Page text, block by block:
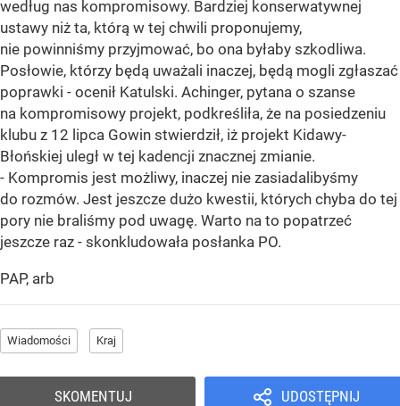
według nas kompromisowy. Bardziej konserwatywnej
ustawy niż ta, którą w tej chwili proponujemy,
nie powinniśmy przyjmować, bo ona byłaby szkodliwa.
Posłowie, którzy będą uważali inaczej, będą mogli zgłaszać
poprawki - ocenił Katulski. Achinger, pytana o szanse
na kompromisowy projekt, podkreśliła, że na posiedzeniu
klubu z 12 lipca Gowin stwierdził, iż projekt Kidawy-
Błońskiej uległ w tej kadencji znacznej zmianie.
- Kompromis jest możliwy, inaczej nie zasiadalibyśmy
do rozmów. Jest jeszcze dużo kwestii, których chyba do tej
pory nie braliśmy pod uwagę. Warto na to popatrzeć
jeszcze raz - skonkludowała posłanka PO.
PAP, arb
Wiadomości Kraj
UDOSTĘPNIJ
SKOMENTUJ